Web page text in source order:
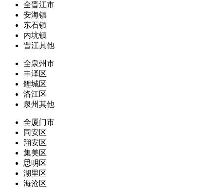
全晋江市
安海镇
东石镇
内坑镇
晋江其他
全泉州市
丰泽区
鲤城区
洛江区
泉州其他
全厦门市
同安区
翔安区
集美区
思明区
湖里区
海沧区